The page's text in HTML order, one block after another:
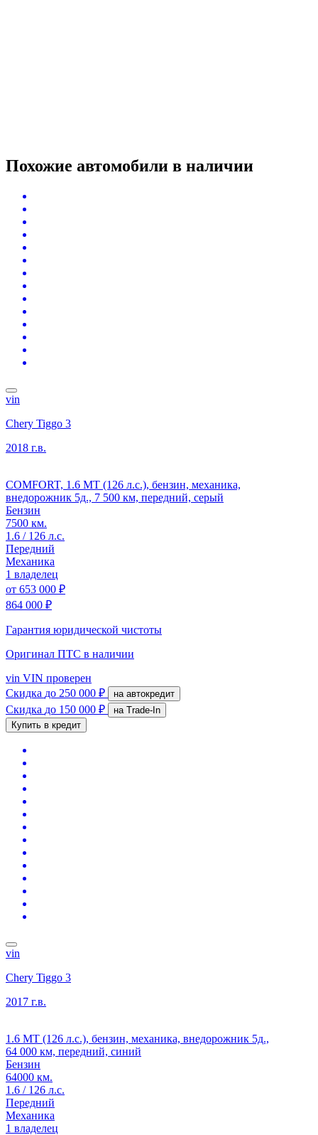
Похожие автомобили в наличии
vin
Chery Tiggo 3
2018 г.в.
COMFORT, 1.6 MT (126 л.с.), бензин, механика,
внедорожник 5д., 7 500 км, передний, серый
Бензин
7500 км.
1.6 / 126 л.с.
Передний
Механика
1 владелец
от 653 000 ₽
864 000 ₽
Гарантия юридической чистоты
Оригинал ПТС в наличии
vin VIN проверен
Скидка до 250 000 ₽ на автокредит
Скидка до 150 000 ₽
на Trade-In
Купить в кредит
vin
Chery Tiggo 3
2017 г.в.
1.6 MT (126 л.с.), бензин, механика, внедорожник 5д.,
64 000 км, передний, синий
Бензин
64000 км.
1.6 / 126 л.с.
Передний
Механика
1 владелец